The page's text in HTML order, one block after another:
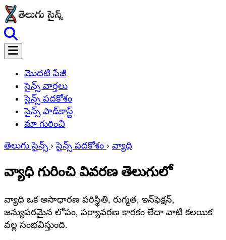
మొదటి పేజీ
సైన్స్ వార్తలు
సైన్స్ పదకోశం
సైన్స్ పాడ్‌కాస్ట్
మా గురించి
తెలుగు సైన్స్ › సైన్స్ పదకోశం › వ్యాధి
వ్యాధి గురించి వివరణ తెలుగులో
వ్యాధి ఒక అసాధారణ పరిస్థితి, రుగ్మత, ఇన్‌ఫెక్షన్,
జన్యుపరమైన లోపం, పర్యావరణ కారకం లేదా వాటి కలయిక
వల్ల సంభవిస్తుంది.